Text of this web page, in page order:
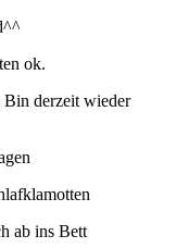
ok.
Bin derzeit wieder
ab ins Bett